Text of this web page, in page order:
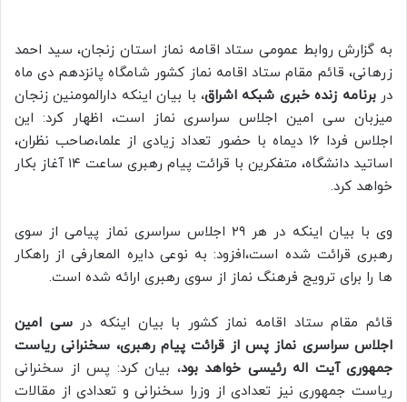
به گزارش روابط عمومی ستاد اقامه نماز استان زنجان، سید احمد
زرهانی، قائم مقام ستاد اقامه نماز کشور شامگاه پانزدهم دی ماه
در برنامه زنده خبری شبکه اشراق، با بیان اینکه دارالمومنین زنجان
میزبان سی امین اجلاس سراسری نماز است، اظهار کرد: این
اجلاس فردا ۱۶ دیماه با حضور تعداد زیادی از علما،صاحب نظران،
اساتید دانشگاه، متفکرین با قرائت پیام رهبری ساعت ۱۴ آغاز بکار
خواهد کرد.
وی با بیان اینکه در هر ۲۹ اجلاس سراسری نماز پیامی از سوی
رهبری قرائت شده است،افزود: به نوعی دایره المعارفی از راهکار
ها را برای ترویج فرهنگ نماز از سوی رهبری ارائه شده است.
قائم مقام ستاد اقامه نماز کشور با بیان اینکه درسی امین
اجلاس سراسری نماز پس از قرائت پیام رهبری، سخنرانی ریاست
جمهوری آیت اله رئیسی خواهد بود، بیان کرد: پس از سخنرانی
ریاست جمهوری نیز تعدادی از وزرا سخنرانی و تعدادی از مقالات